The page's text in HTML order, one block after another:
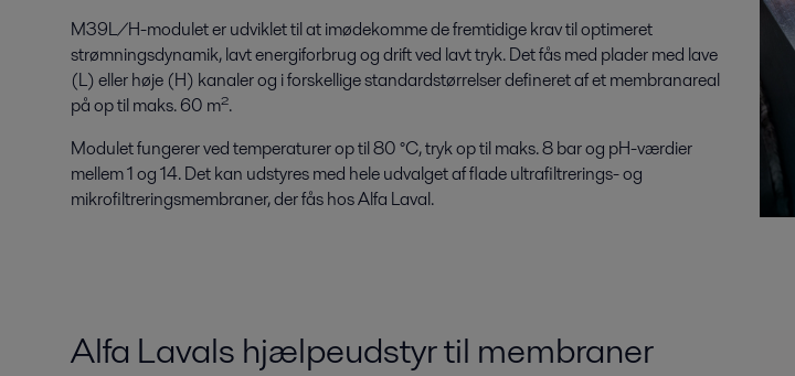
M39L/H-modulet er udviklet til at imødekomme de fremtidige krav til optimeret
strømningsdynamik, lavt energiforbrug og drift ved lavt tryk. Det fås med plader med lave
(L) eller høje (H) kanaler og i forskellige standardstørrelser defineret af et membranareal
på op til maks. 60 m².
Modulet fungerer ved temperaturer op til 80 °C, tryk op til maks. 8 bar og pH-værdier
mellem 1 og 14. Det kan udstyres med hele udvalget af flade ultrafiltrerings- og
mikrofiltreringsmembraner, der fås hos Alfa Laval.
Alfa Lavals hjælpeudstyr til membraner